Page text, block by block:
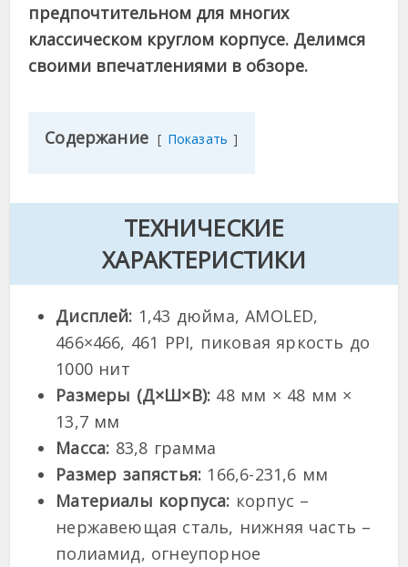
предпочтительном для многих
классическом круглом корпусе. Делимся
своими впечатлениями в обзоре.
Содержание Показать
ТЕХНИЧЕСКИЕ
ХАРАКТЕРИСТИКИ
Дисплей: 1,43 дюйма, AMOLED,
466×466, 461 PPI, пиковая яркость до
1000 нит
Размеры (Д×Ш×В): 48 мм × 48 мм ×
13,7 мм
Масса: 83,8 грамма
Размер запястья: 166,6-231,6 мм
Материалы корпуса: корпус –
нержавеющая сталь, нижняя часть –
полиамид, огнеупорное